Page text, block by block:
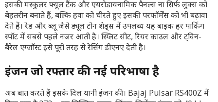
इसकी मस्कुलर फ्यूल टैंक और एयरोडायनामिक पैनल्स ना सिर्फ लुक्स को
बेहतरीन बनाते हैं, बल्कि हवा को चीरते हुए इसकी परफॉर्मेंस को भी बढ़ावा
देते हैं। रेड और ब्लू जैसे ड्यूल टोन शेड्स में उपलब्ध यह बाइक हर पार्किंग
स्पॉट में सबसे पहले नजर आती है। स्प्लिट सीट, रियर काउल और ट्विन-
बैरेल एग्जॉस्ट इसे पूरी तरह से रेसिंग डीएनए देती है।
इंजन जो रफ्तार की नई परिभाषा है
अब बात करते हैं इसके दिल यानी इंजन की। Bajaj Pulsar RS400Z में